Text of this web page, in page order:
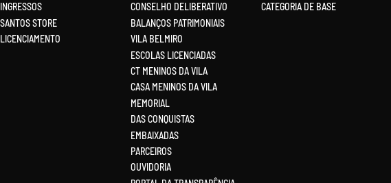
INGRESSOS
SANTOS STORE
LICENCIAMENTO
CONSELHO DELIBERATIVO
BALANÇOS PATRIMONIAIS
VILA BELMIRO
ESCOLAS LICENCIADAS
CT MENINOS DA VILA
CASA MENINOS DA VILA
MEMORIAL
DAS CONQUISTAS
EMBAIXADAS
PARCEIROS
OUVIDORIA
CATEGORIA DE BASE